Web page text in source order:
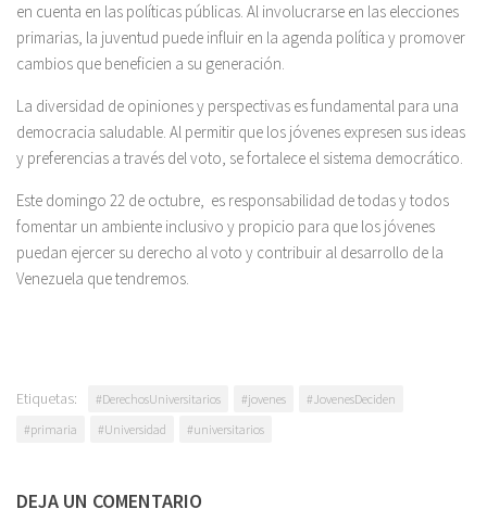
en cuenta en las políticas públicas. Al involucrarse en las elecciones
primarias, la juventud puede influir en la agenda política y promover
cambios que beneficien a su generación.
La diversidad de opiniones y perspectivas es fundamental para una
democracia saludable. Al permitir que los jóvenes expresen sus ideas
y preferencias a través del voto, se fortalece el sistema democrático.
Este domingo 22 de octubre, es responsabilidad de todas y todos
fomentar un ambiente inclusivo y propicio para que los jóvenes
puedan ejercer su derecho al voto y contribuir al desarrollo de la
Venezuela que tendremos.
Etiquetas: #DerechosUniversitarios #jovenes
#JovenesDeciden
#primaria
#Universidad #universitarios
DEJA UN COMENTARIO